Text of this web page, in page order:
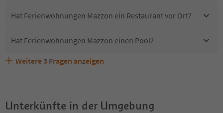
Hat Ferienwohnungen Mazzon ein Restaurant vor Ort?
Hat Ferienwohnungen Mazzon einen Pool?
Sind Haustiere in der Unterkunft Ferienwohnungen
Welche Services bietet Ferienwohnungen Mazzon?
Erhalten die Gäste von Ferienwohnungen Mazzon einen
Weitere 3 Fragen anzeigen
Unterkünfte in der Umgebung